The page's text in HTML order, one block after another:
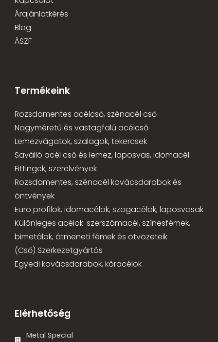
Árajánlatkérés
Blog
ÁSZF
Termékeink
Rozsdamentes acélcső, szénacél cső
Nagyméretű és vastagfalú acélcső
Lemezvágatok, szalagok, tekercsek
Saválló acél cső és lemez, laposvas, idomacél
Fittingek, szerelvények
Rozsdamentes, szénacél kovácsdarabok és
öntvények
Euro profilok, idomacélok, szögacélok, laposvasak
Különleges acélok: szerszámacél, színesfémek,
bimetálok, átmeneti fémek és ötvözeteik
(Cső) Szerkezetgyártás
Egyedi kovácsdarabok, köracélok
Elérhetőség
Metal Special